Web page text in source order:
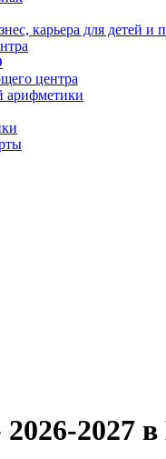
карьера для детей и
центра
арифметики
2027